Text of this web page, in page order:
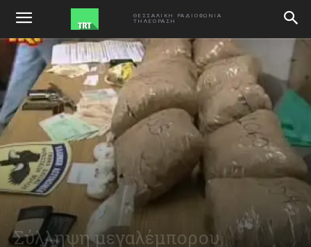
ΘΕΣΣΑΛΙΚΗ ΡΑΔΙΟΦΩΝΙΑ
ΤΗΛΕΟΡΑΣΗ
ΑΡΧΙΚΗ
Σύλληψη μεγαλέμπορου